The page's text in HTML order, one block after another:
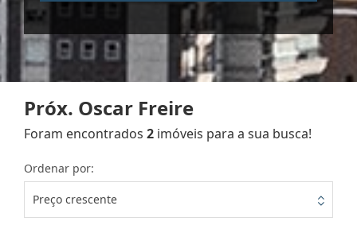
Próx. Oscar Freire
Foram encontrados 2 imóveis para a sua busca!
Ordenar por:
Preço crescente